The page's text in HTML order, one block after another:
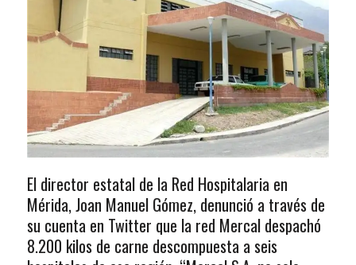
El director estatal de la Red Hospitalaria en
Mérida, Joan Manuel Gómez, denunció a través de
su cuenta en Twitter que la red Mercal despachó
8.200 kilos de carne descompuesta a seis